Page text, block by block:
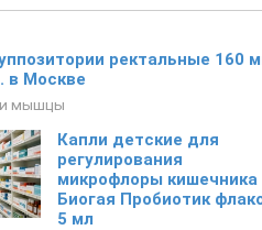
ректальные 160
в Москве
и мышцы
Капли детские для
регулирования
микрофлоры кишечника
Биогая Пробиотик
5 мл